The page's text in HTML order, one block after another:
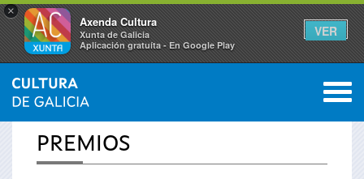
×
Axenda Cultura
Xunta de Galicia
Aplicación gratuíta - En Google Play
VER
Vostede
está
INICIO 0
PREMIOS